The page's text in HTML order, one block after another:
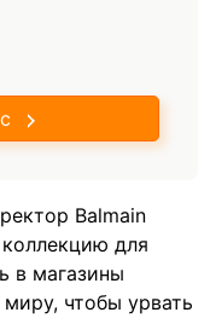
Balmain
для
в магазины
чтобы урвать